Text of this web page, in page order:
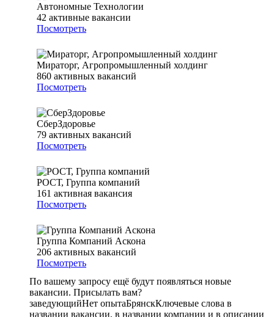
Автономные Технологии
42 активные вакансии
Посмотреть
Мираторг, Агропромышленный холдинг
860 активных вакансий
Посмотреть
СберЗдоровье
79 активных вакансий
Посмотреть
РОСТ, Группа компаний
161 активная вакансия
Посмотреть
Группа Компаний Аскона
206 активных вакансий
Посмотреть
По вашему запросу ещё будут появляться новые
вакансии. Присылать вам?
заведующийНет опытаБрянскКлючевые слова в
названии вакансии, в названии компании и в описании